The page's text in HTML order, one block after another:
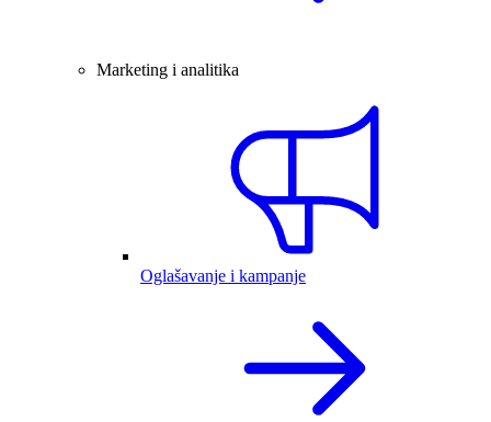
Marketing i analitika
Oglašavanje i kampanje